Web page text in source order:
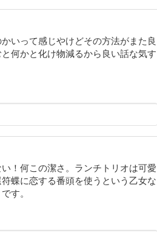
いって感じやけどその方法がまた良
何かと化け物減るから良い話な気す
！何この潔さ。ランチトリオは可愛
蝶に恋する番頭を使うという乙女な
す。